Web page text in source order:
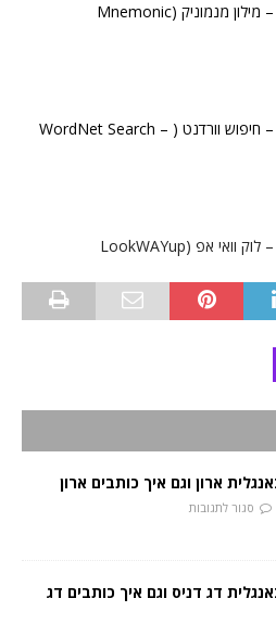
– מילון מנמוניק (Mnemonic
– חיפוש וורדנט ( WordNet Search –
– לוק וואי אפ (LookWAYup
ארון וגם איך כותבים ארון
סגור לתגובות
דג דניס וגם איך כותבים דג